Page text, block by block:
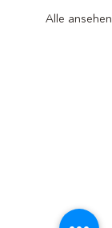
Alle ansehen